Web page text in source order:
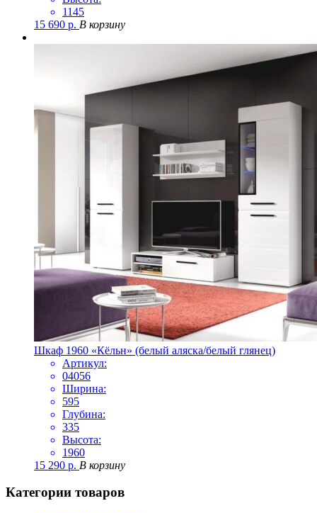
1145
15 690 р. В корзину
Шкаф 1960 «Кёльн» (белый аляска/белый глянец)
Артикул:
04056
Ширина:
595
Глубина:
335
Высота:
1960
15 290 р. В корзину
Категории товаров